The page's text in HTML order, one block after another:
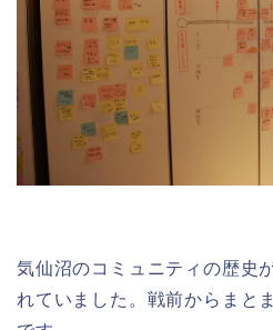
気仙沼のコミュニティの歴史
れていました。戦前からまと